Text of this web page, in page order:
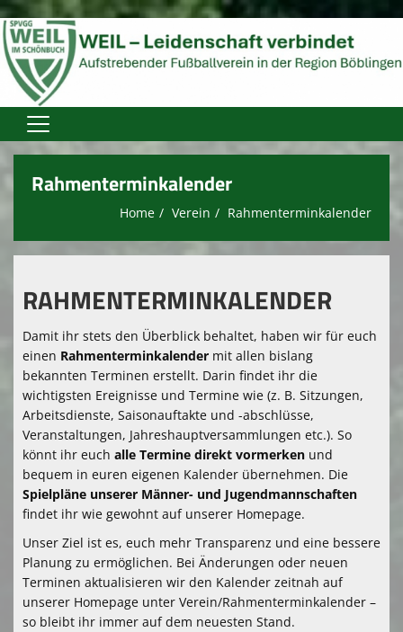
Home
Spielplan
Trainingszeiten
Spielstätten
Vereinsshop
Gaststätte
Downloads
Kontaktformular
Rahmenterminkalender
Home Verein Rahmenterminkalender
RAHMENTERMINKALENDER
Damit ihr stets den Überblick behaltet, haben wir für euch
einen Rahmenterminkalender mit allen bislang
bekannten Terminen erstellt. Darin findet ihr die
wichtigsten Ereignisse und Termine wie (z. B. Sitzungen,
Arbeitsdienste, Saisonauftakte und -abschlüsse,
Veranstaltungen, Jahreshauptversammlungen etc.). So
könnt ihr euch alle Termine direkt vormerken und
bequem in euren eigenen Kalender übernehmen. Die
Spielpläne unserer Männer- und Jugendmannschaften
findet ihr wie gewohnt auf unserer Homepage.
Unser Ziel ist es, euch mehr Transparenz und eine bessere
Planung zu ermöglichen. Bei Änderungen oder neuen
Terminen aktualisieren wir den Kalender zeitnah auf
unserer Homepage unter Verein/Rahmenterminkalender –
so bleibt ihr immer auf dem neuesten Stand.